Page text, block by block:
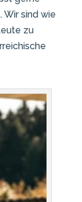
Wir sind wie
zu